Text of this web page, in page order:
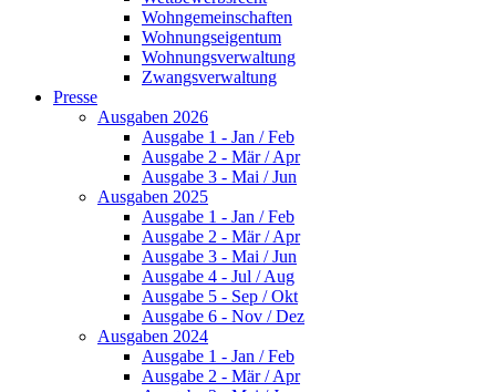
Wohngemeinschaften
Wohnungseigentum
Wohnungsverwaltung
Zwangsverwaltung
Presse
Ausgaben 2026
Ausgabe 1 - Jan / Feb
Ausgabe 2 - Mär / Apr
Ausgabe 3 - Mai / Jun
Ausgaben 2025
Ausgabe 1 - Jan / Feb
Ausgabe 2 - Mär / Apr
Ausgabe 3 - Mai / Jun
Ausgabe 4 - Jul / Aug
Ausgabe 5 - Sep / Okt
Ausgabe 6 - Nov / Dez
Ausgaben 2024
Ausgabe 1 - Jan / Feb
Ausgabe 2 - Mär / Apr